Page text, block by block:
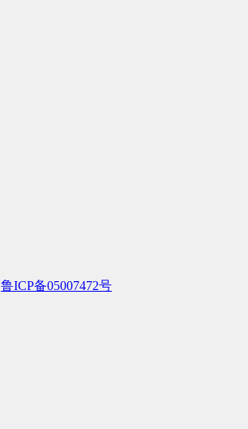
鲁ICP备05007472号